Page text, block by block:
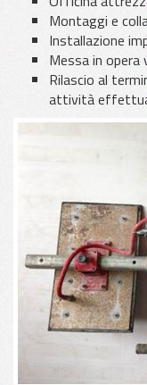
Montaggi e
Installazione
Messa in opera
Rilascio al
attività